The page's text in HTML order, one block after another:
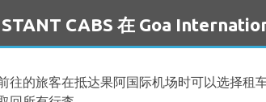
CABS 在 Goa
往的旅客在抵达果阿国际机场时可以选择租